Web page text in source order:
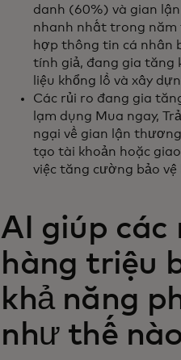
danh (60%) và gian
nhanh nhất trong năm
hợp thông tin cá nhân
tính giả, đang gia tăng
liệu khổng lồ và xây
Các rủi ro đang gia
lạm dụng Mua ngay,
ngại về gian lận
tạo tài khoản hoặc
việc tăng cường bảo
AI giúp các
hàng triệu
khả năng
như thế